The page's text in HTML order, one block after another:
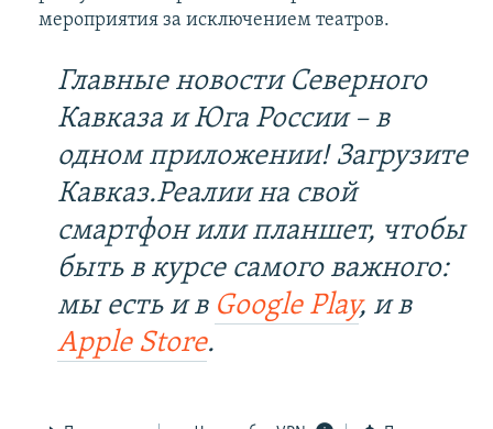
мероприятия за исключением театров.
Главные новости Северного
Кавказа и Юга России – в
одном приложении! Загрузите
Кавказ.Реалии на свой
смартфон или планшет, чтобы
быть в курсе самого важного:
мы есть и в Google Play, и в
Apple Store.